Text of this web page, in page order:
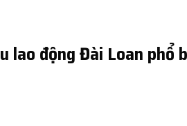
lao động Đài Loan phổ